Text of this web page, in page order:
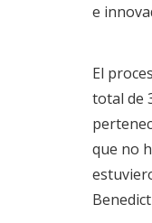
e
El
total de
que no